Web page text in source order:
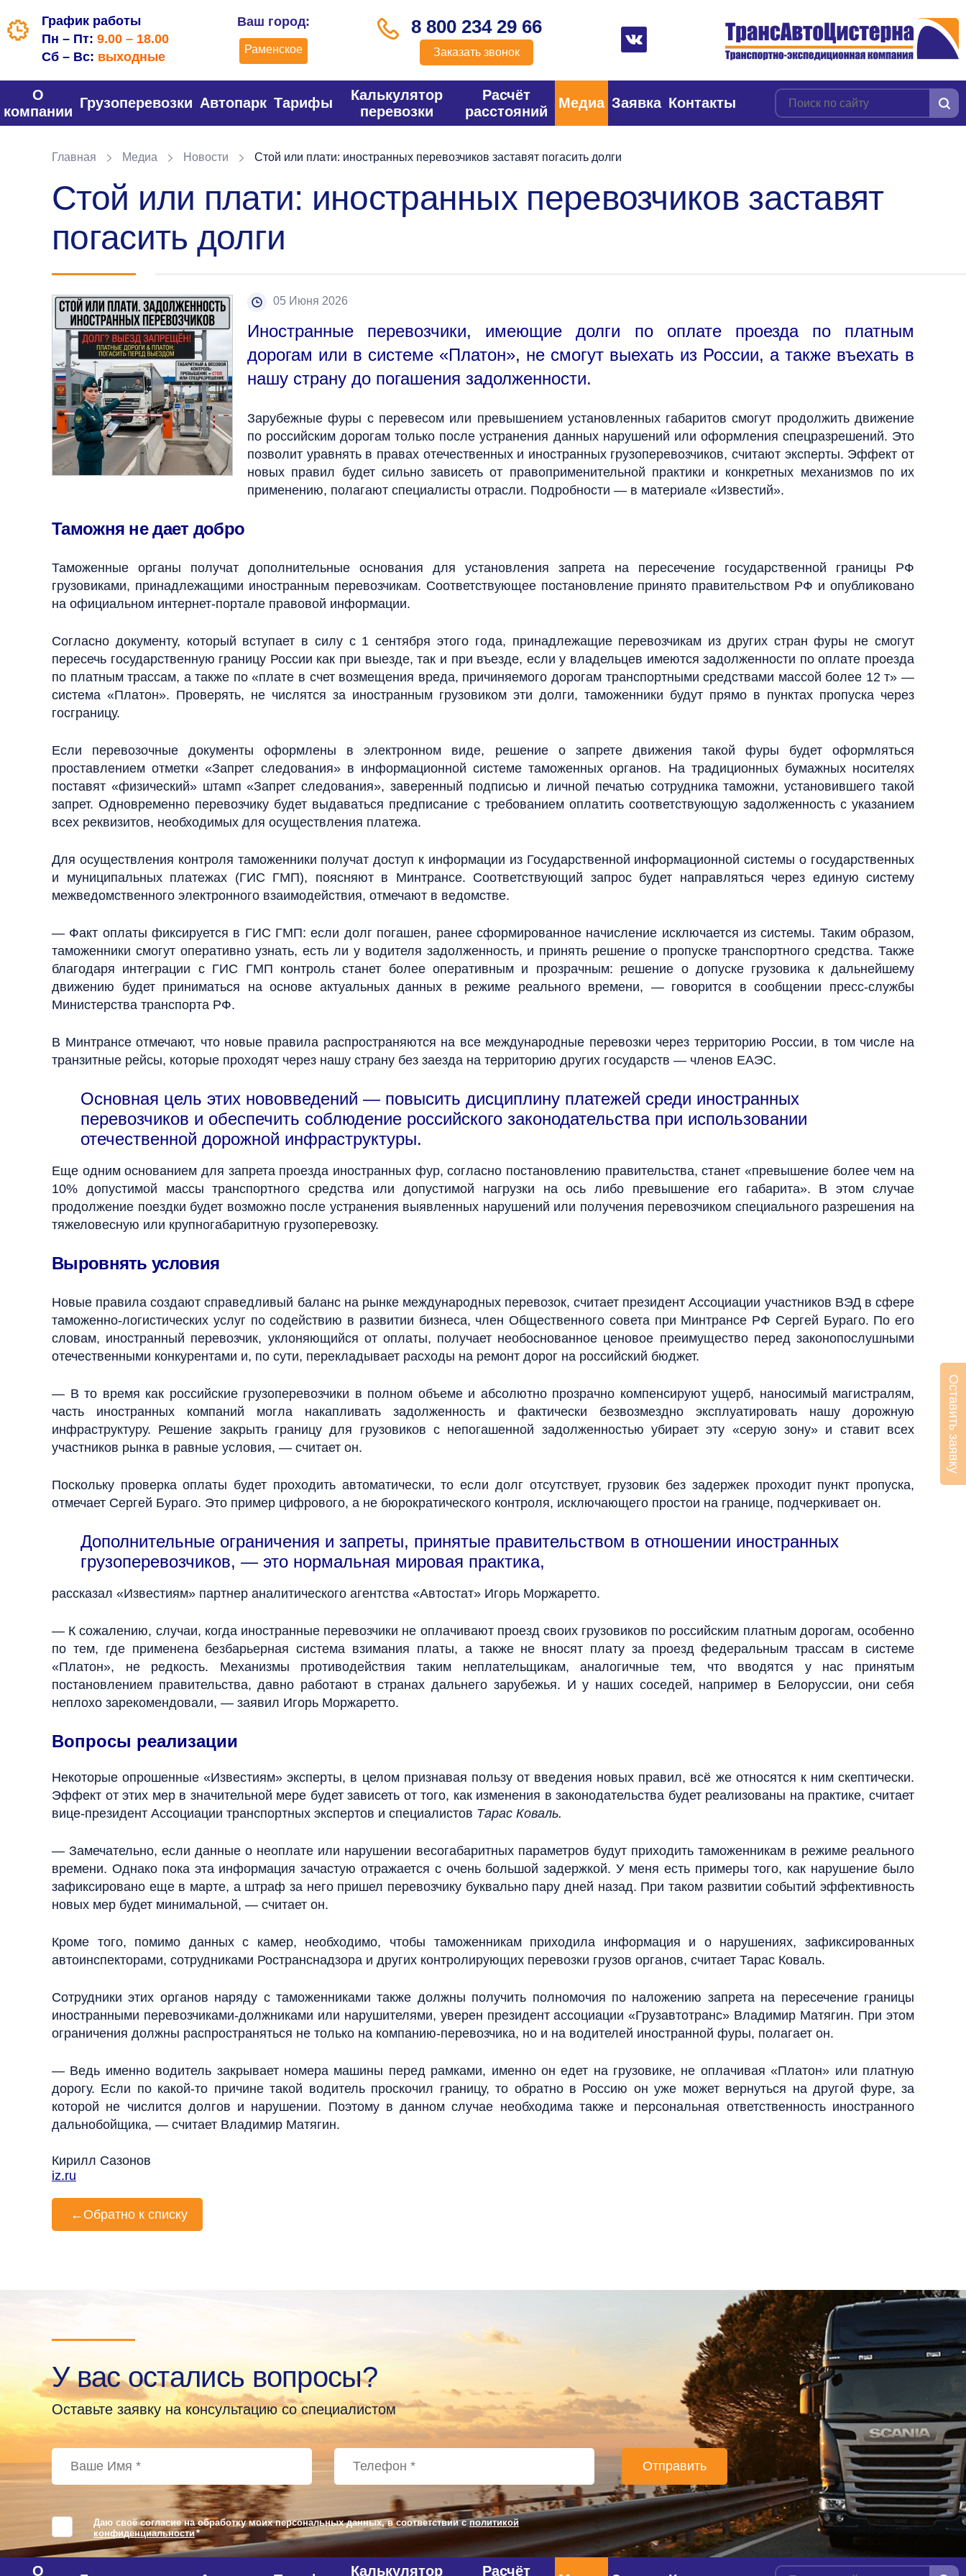
График работы
Пн – Пт: 9.00 – 18.00
Сб – Вс: выходные
Ваш город:
Раменское
8 800 234 29 66
Заказать звонок
О
компании
Грузоперевозки Автопарк Тарифы
Калькулятор
перевозки
Расчёт
расстояний
Медиа Заявка Контакты
Главная Медиа Новости Стой или плати: иностранных перевозчиков заставят погасить долги
Стой или плати: иностранных перевозчиков заставят
погасить долги
05 Июня 2026
Иностранные перевозчики, имеющие долги по оплате проезда по платным
дорогам или в системе «Платон», не смогут выехать из России, а также въехать в
нашу страну до погашения задолженности.
Зарубежные фуры с перевесом или превышением установленных габаритов смогут продолжить движение
по российским дорогам только после устранения данных нарушений или оформления спецразрешений. Это
позволит уравнять в правах отечественных и иностранных грузоперевозчиков, считают эксперты. Эффект от
новых правил будет сильно зависеть от правоприменительной практики и конкретных механизмов по их
применению, полагают специалисты отрасли. Подробности — в материале «Известий».
Таможня не дает добро
Таможенные органы получат дополнительные основания для установления запрета на пересечение государственной границы РФ
грузовиками, принадлежащими иностранным перевозчикам. Соответствующее постановление принято правительством РФ и опубликовано
на официальном интернет-портале правовой информации.
Согласно документу, который вступает в силу с 1 сентября этого года, принадлежащие перевозчикам из других стран фуры не смогут
пересечь государственную границу России как при выезде, так и при въезде, если у владельцев имеются задолженности по оплате проезда
по платным трассам, а также по «плате в счет возмещения вреда, причиняемого дорогам транспортными средствами массой более 12 т» —
система «Платон». Проверять, не числятся за иностранным грузовиком эти долги, таможенники будут прямо в пунктах пропуска через
госграницу.
Если перевозочные документы оформлены в электронном виде, решение о запрете движения такой фуры будет оформляться
проставлением отметки «Запрет следования» в информационной системе таможенных органов. На традиционных бумажных носителях
поставят «физический» штамп «Запрет следования», заверенный подписью и личной печатью сотрудника таможни, установившего такой
запрет. Одновременно перевозчику будет выдаваться предписание с требованием оплатить соответствующую задолженность с указанием
всех реквизитов, необходимых для осуществления платежа.
Для осуществления контроля таможенники получат доступ к информации из Государственной информационной системы о государственных
и муниципальных платежах (ГИС ГМП), поясняют в Минтрансе. Соответствующий запрос будет направляться через единую систему
межведомственного электронного взаимодействия, отмечают в ведомстве.
— Факт оплаты фиксируется в ГИС ГМП: если долг погашен, ранее сформированное начисление исключается из системы. Таким образом,
таможенники смогут оперативно узнать, есть ли у водителя задолженность, и принять решение о пропуске транспортного средства. Также
благодаря интеграции с ГИС ГМП контроль станет более оперативным и прозрачным: решение о допуске грузовика к дальнейшему
движению будет приниматься на основе актуальных данных в режиме реального времени, — говорится в сообщении пресс-службы
Министерства транспорта РФ.
В Минтрансе отмечают, что новые правила распространяются на все международные перевозки через территорию России, в том числе на
транзитные рейсы, которые проходят через нашу страну без заезда на территорию других государств — членов ЕАЭС.
Основная цель этих нововведений — повысить дисциплину платежей среди иностранных
перевозчиков и обеспечить соблюдение российского законодательства при использовании
отечественной дорожной инфраструктуры.
Еще одним основанием для запрета проезда иностранных фур, согласно постановлению правительства, станет «превышение более чем на
10% допустимой массы транспортного средства или допустимой нагрузки на ось либо превышение его габарита». В этом случае
продолжение поездки будет возможно после устранения выявленных нарушений или получения перевозчиком специального разрешения на
тяжеловесную или крупногабаритную грузоперевозку.
Выровнять условия
Новые правила создают справедливый баланс на рынке международных перевозок, считает президент Ассоциации участников ВЭД в сфере
таможенно-логистических услуг по содействию в развитии бизнеса, член Общественного совета при Минтрансе РФ Сергей Бураго. По его
словам, иностранный перевозчик, уклоняющийся от оплаты, получает необоснованное ценовое преимущество перед законопослушными
отечественными конкурентами и, по сути, перекладывает расходы на ремонт дорог на российский бюджет.
— В то время как российские грузоперевозчики в полном объеме и абсолютно прозрачно компенсируют ущерб, наносимый магистралям,
часть иностранных компаний могла накапливать задолженность и фактически безвозмездно эксплуатировать нашу дорожную
инфраструктуру. Решение закрыть границу для грузовиков с непогашенной задолженностью убирает эту «серую зону» и ставит всех
участников рынка в равные условия, — считает он.
Поскольку проверка оплаты будет проходить автоматически, то если долг отсутствует, грузовик без задержек проходит пункт пропуска,
отмечает Сергей Бураго. Это пример цифрового, а не бюрократического контроля, исключающего простои на границе, подчеркивает он.
Дополнительные ограничения и запреты, принятые правительством в отношении иностранных
грузоперевозчиков, — это нормальная мировая практика,
рассказал «Известиям» партнер аналитического агентства «Автостат» Игорь Моржаретто.
— К сожалению, случаи, когда иностранные перевозчики не оплачивают проезд своих грузовиков по российским платным дорогам, особенно
по тем, где применена безбарьерная система взимания платы, а также не вносят плату за проезд федеральным трассам в системе
«Платон», не редкость. Механизмы противодействия таким неплательщикам, аналогичные тем, что вводятся у нас принятым
постановлением правительства, давно работают в странах дальнего зарубежья. И у наших соседей, например в Белоруссии, они себя
неплохо зарекомендовали, — заявил Игорь Моржаретто.
Вопросы реализации
Некоторые опрошенные «Известиям» эксперты, в целом признавая пользу от введения новых правил, всё же относятся к ним скептически.
Эффект от этих мер в значительной мере будет зависеть от того, как изменения в законодательства будет реализованы на практике, считает
вице-президент Ассоциации транспортных экспертов и специалистов Тарас Коваль.
— Замечательно, если данные о неоплате или нарушении весогабаритных параметров будут приходить таможенникам в режиме реального
времени. Однако пока эта информация зачастую отражается с очень большой задержкой. У меня есть примеры того, как нарушение было
зафиксировано еще в марте, а штраф за него пришел перевозчику буквально пару дней назад. При таком развитии событий эффективность
новых мер будет минимальной, — считает он.
Кроме того, помимо данных с камер, необходимо, чтобы таможенникам приходила информация и о нарушениях, зафиксированных
автоинспекторами, сотрудниками Ространснадзора и других контролирующих перевозки грузов органов, считает Тарас Коваль.
Сотрудники этих органов наряду с таможенниками также должны получить полномочия по наложению запрета на пересечение границы
иностранными перевозчиками-должниками или нарушителями, уверен президент ассоциации «Грузавтотранс» Владимир Матягин. При этом
ограничения должны распространяться не только на компанию-перевозчика, но и на водителей иностранной фуры, полагает он.
— Ведь именно водитель закрывает номера машины перед рамками, именно он едет на грузовике, не оплачивая «Платон» или платную
дорогу. Если по какой-то причине такой водитель проскочил границу, то обратно в Россию он уже может вернуться на другой фуре, за
которой не числится долгов и нарушении. Поэтому в данном случае необходима также и персональная ответственность иностранного
дальнобойщика, — считает Владимир Матягин.
Кирилл Сазонов
iz.ru
← Обратно к списку
У вас остались вопросы?
Оставьте заявку на консультацию со специалистом
Даю своё согласие на обработку моих персональных данных, в соответствии сполитикой
конфиденциальности*
О Калькулятор Расчёт
Оставить заявку